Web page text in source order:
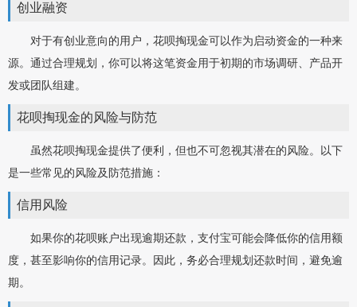
创业融资
对于有创业意向的用户，花呗掏现金可以作为启动资金的一种来
源。通过合理规划，你可以将这笔资金用于初期的市场调研、产品开
发或团队组建。
花呗掏现金的风险与防范
虽然花呗掏现金提供了便利，但也不可忽视其潜在的风险。以下
是一些常见的风险及防范措施：
信用风险
如果你的花呗账户出现逾期还款，支付宝可能会降低你的信用额
度，甚至影响你的信用记录。因此，务必合理规划还款时间，避免逾
期。